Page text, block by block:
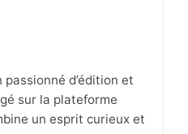
d’édition et
sur la plateforme
un esprit curieux et